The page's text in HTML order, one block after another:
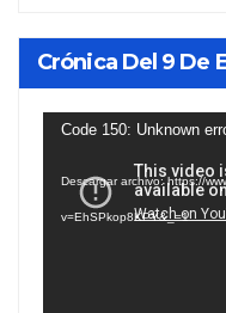
Crónica Del 9 De
Reproductor
vídeo
Code 150: Unknown
Descargar archivo: https://
v=EhSPkop8KPY&_=1